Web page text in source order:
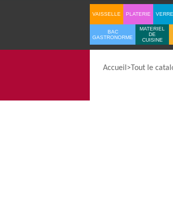
VAISSELLE PLATERIE
BAC
GASTRONORME
MATERIEL
DE
CUISINE
Accueil Tout le